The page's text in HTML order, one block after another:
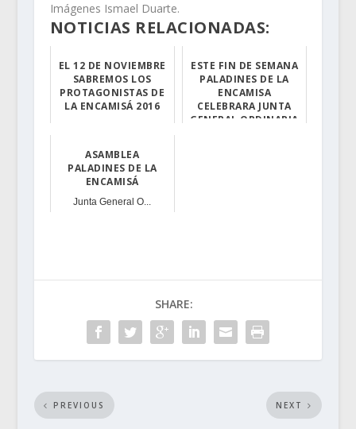
Imágenes Ismael Duarte.
NOTICIAS RELACIONADAS:
EL 12 DE NOVIEMBRE
SABREMOS LOS
PROTAGONISTAS DE
LA ENCAMISÁ 2016
ESTE FIN DE SEMANA
PALADINES DE LA
ENCAMISA
CELEBRARA JUNTA
GENERAL ORDINARIA
ASAMBLEA
PALADINES DE LA
ENCAMISÁ
Junta General O...
SHARE:
PREVIOUS NEXT